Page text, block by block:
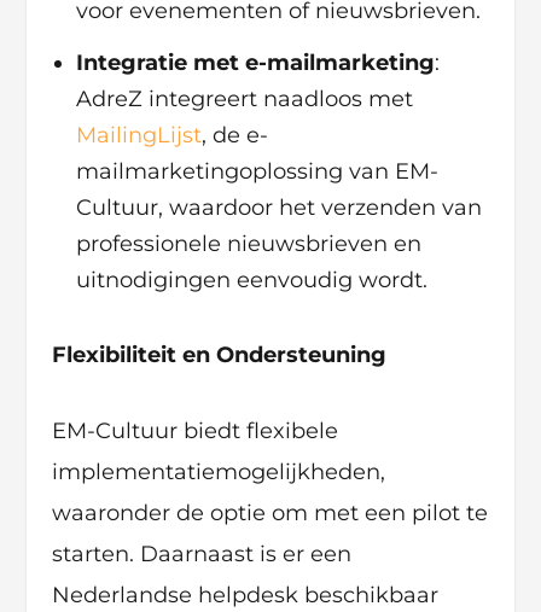
voor evenementen of nieuwsbrieven.
Integratie met e-mailmarketing:
AdreZ integreert naadloos met
MailingLijst, de e-
mailmarketingoplossing van EM-
Cultuur, waardoor het verzenden van
professionele nieuwsbrieven en
uitnodigingen eenvoudig wordt.
Flexibiliteit en Ondersteuning
EM-Cultuur biedt flexibele
implementatiemogelijkheden,
waaronder de optie om met een pilot te
starten. Daarnaast is er een
Nederlandse helpdesk beschikbaar